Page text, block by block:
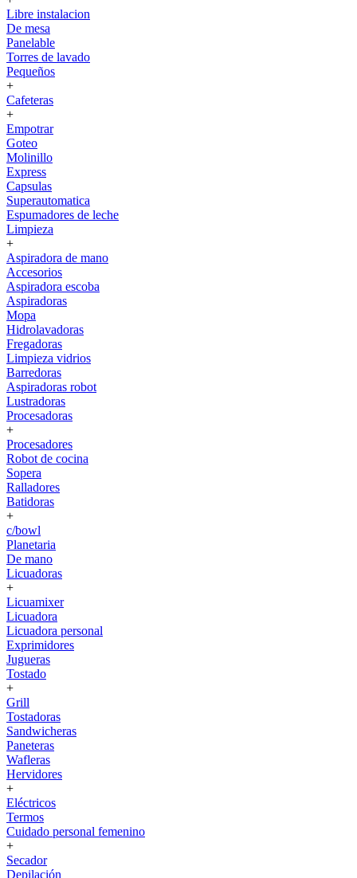
Libre instalacion
De mesa
Panelable
Torres de lavado
Pequeños
+
Cafeteras
+
Empotrar
Goteo
Molinillo
Express
Capsulas
Superautomatica
Espumadores de leche
Limpieza
+
Aspiradora de mano
Accesorios
Aspiradora escoba
Aspiradoras
Mopa
Hidrolavadoras
Fregadoras
Limpieza vidrios
Barredoras
Aspiradoras robot
Lustradoras
Procesadoras
+
Procesadores
Robot de cocina
Sopera
Ralladores
Batidoras
+
c/bowl
Planetaria
De mano
Licuadoras
+
Licuamixer
Licuadora
Licuadora personal
Exprimidores
Jugueras
Tostado
+
Grill
Tostadoras
Sandwicheras
Paneteras
Wafleras
Hervidores
+
Eléctricos
Termos
Cuidado personal femenino
+
Secador
Depilación